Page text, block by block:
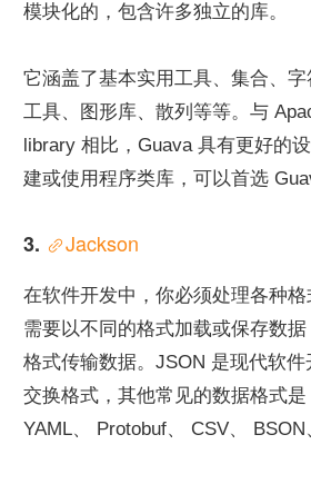
模块化的，包含许多独立的库。
它涵盖了基本实用工具、集合、
工具、图形库、散列等等。与
library 相比，Guava 具有更好的
建或使用程序类库，可以首选
3. Jackson
在软件开发中，你必须处理各种
需要以不同的格式加载或保存数
格式传输数据。JSON 是现代软
交换格式，其他常见的数据格式是
YAML、 Protobuf、 CSV、 BSON